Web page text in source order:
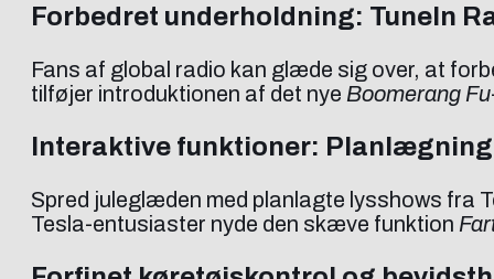
Forbedret underholdning: TuneIn
Fans af global radio kan glæde sig over, at
tilføjer introduktionen af det nye Boomerang Fu
Interaktive funktioner:
Spred juleglæden med planlagte lysshows fra
Tesla-entusiaster nyde den skæve funktion